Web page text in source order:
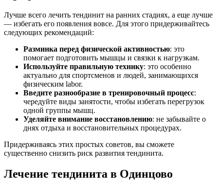
Лучше всего лечить тендинит на ранних стадиях, а еще лучше
— избегать его появления вовсе. Для этого придерживайтесь
следующих рекомендаций:
Разминка перед физической активностью: это
помогает подготовить мышцы и связки к нагрузкам.
Используйте правильную технику: это особенно
актуально для спортсменов и людей, занимающихся
физическим labor.
Введите разнообразие в тренировочный процесс:
чередуйте виды занятости, чтобы избегать перегрузок
одной группы мышц.
Уделяйте внимание восстановлению: не забывайте о
днях отдыха и восстановительных процедурах.
Придерживаясь этих простых советов, вы сможете
существенно снизить риск развития тендинита.
Лечение тендинита в Одинцово